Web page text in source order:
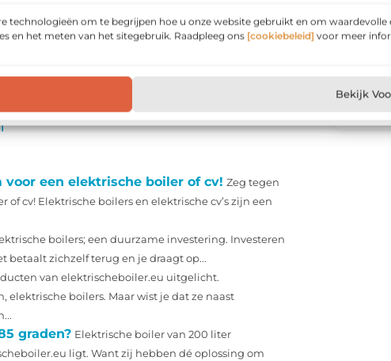
om te begrijpen hoe u onze website gebruikt en om waardevolle
en het meten van het sitegebruik. Raadpleeg ons [cookiebeleid] voor meer
Bekijk
een elektrische boiler of cv! Zeg tegen
cv! Elektrische boilers en elektrische cv’s zijn een
boilers; een duurzame investering. Investeren
betaalt zichzelf terug en je draagt op...
van elektrischeboiler.eu uitgelicht.
elektrische boilers. Maar wist je dat ze naast
graden? Elektrische boiler van 200 liter
ligt. Want zij hebben dé oplossing om